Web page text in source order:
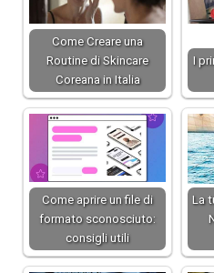
Come Creare una
Routine di Skincare
Coreana in Italia
I
Come aprire un file di
formato sconosciuto:
consigli utili
La